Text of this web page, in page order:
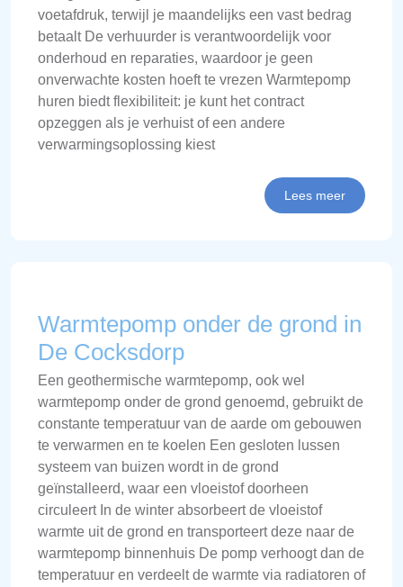
voetafdruk, terwijl je maandelijks een vast bedrag
betaalt De verhuurder is verantwoordelijk voor
onderhoud en reparaties, waardoor je geen
onverwachte kosten hoeft te vrezen Warmtepomp
huren biedt flexibiliteit: je kunt het contract
opzeggen als je verhuist of een andere
verwarmingsoplossing kiest
Lees meer
Warmtepomp onder de grond in
De Cocksdorp
Een geothermische warmtepomp, ook wel
warmtepomp onder de grond genoemd, gebruikt de
constante temperatuur van de aarde om gebouwen
te verwarmen en te koelen Een gesloten lussen
systeem van buizen wordt in de grond
geïnstalleerd, waar een vloeistof doorheen
circuleert In de winter absorbeert de vloeistof
warmte uit de grond en transporteert deze naar de
warmtepomp binnenhuis De pomp verhoogt dan de
temperatuur en verdeelt de warmte via radiatoren of